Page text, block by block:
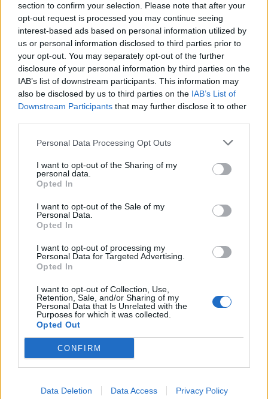
section to confirm your selection. Please note that after your
opt-out request is processed you may continue seeing
interest-based ads based on personal information utilized by
us or personal information disclosed to third parties prior to
your opt-out. You may separately opt-out of the further
disclosure of your personal information by third parties on the
IAB’s list of downstream participants. This information may
also be disclosed by us to third parties on the IAB’s List of
Downstream Participants that may further disclose it to other
Personal Data Processing Opt Outs
I want to opt-out of the Sharing of my
personal data.
Opted In
I want to opt-out of the Sale of my
Personal Data.
Opted In
I want to opt-out of processing my
Personal Data for Targeted Advertising.
Opted In
I want to opt-out of Collection, Use,
Retention, Sale, and/or Sharing of my
Personal Data that Is Unrelated with the
Purposes for which it was collected.
Opted Out
CONFIRM
Data Deletion Data Access Privacy Policy
KRÓNIKA
Büntetőfeljelentést tett Majka ügyvédje
a romániai telefonszámról érkezett
fenyegetés miatt
Büntetőfeljelentést tett csütörtökön Majka
romániai jogi képviselője a sepsiszentgyörgyi Sic
Feszt fesztiválra tervezett koncert lemondását
kiváltó fenyegetés ügyében.
KRÓNIKA
Majka életveszélyes fenyegetés miatt